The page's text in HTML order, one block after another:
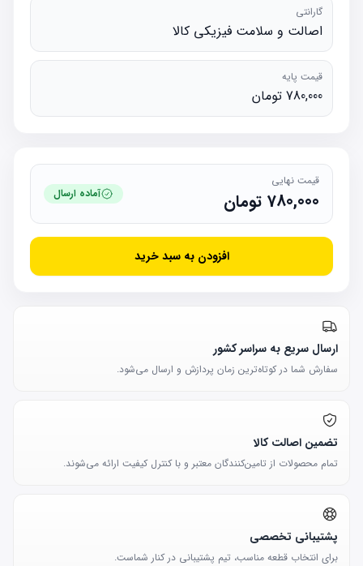
گارانتی
اصالت و سلامت فیزیکی کالا
قیمت پایه
780,000 تومان
قیمت نهایی
780,000 تومان آماده ارسال
افزودن به سبد خرید
ارسال سریع به سراسر کشور
سفارش شما در کوتاه‌ترین زمان پردازش و ارسال می‌شود.
تضمین اصالت کالا
تمام محصولات از تامین‌کنندگان معتبر و با کنترل کیفیت ارائه می‌شوند.
پشتیبانی تخصصی
برای انتخاب قطعه مناسب، تیم پشتیبانی در کنار شماست.